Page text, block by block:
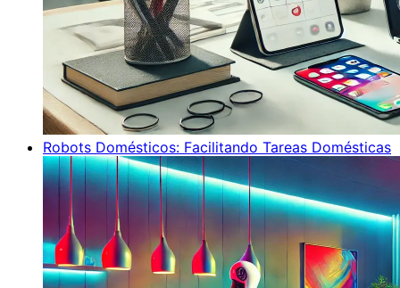
Robots Domésticos: Facilitando Tareas Domésticas